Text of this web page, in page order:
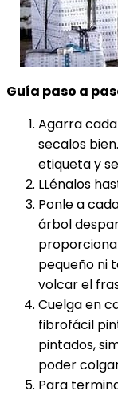
Guía paso a
Agarra
secalos
etiqueta y
LLénalos
Ponle a
árbol
pequeño ni
volcar el
Cuelga en
fibrofácil
pintados,
poder
Para